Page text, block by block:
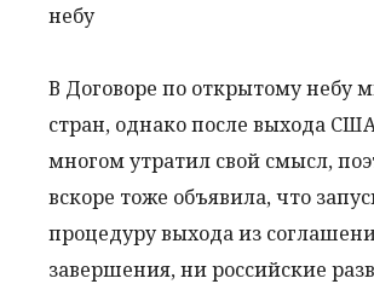
В Договоре по открытому небу
стран, однако после выхода
многом утратил свой смысл,
вскоре тоже объявила, что
процедуру выхода из
завершения, ни российские